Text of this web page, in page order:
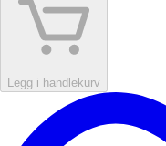
Legg i handlekurv